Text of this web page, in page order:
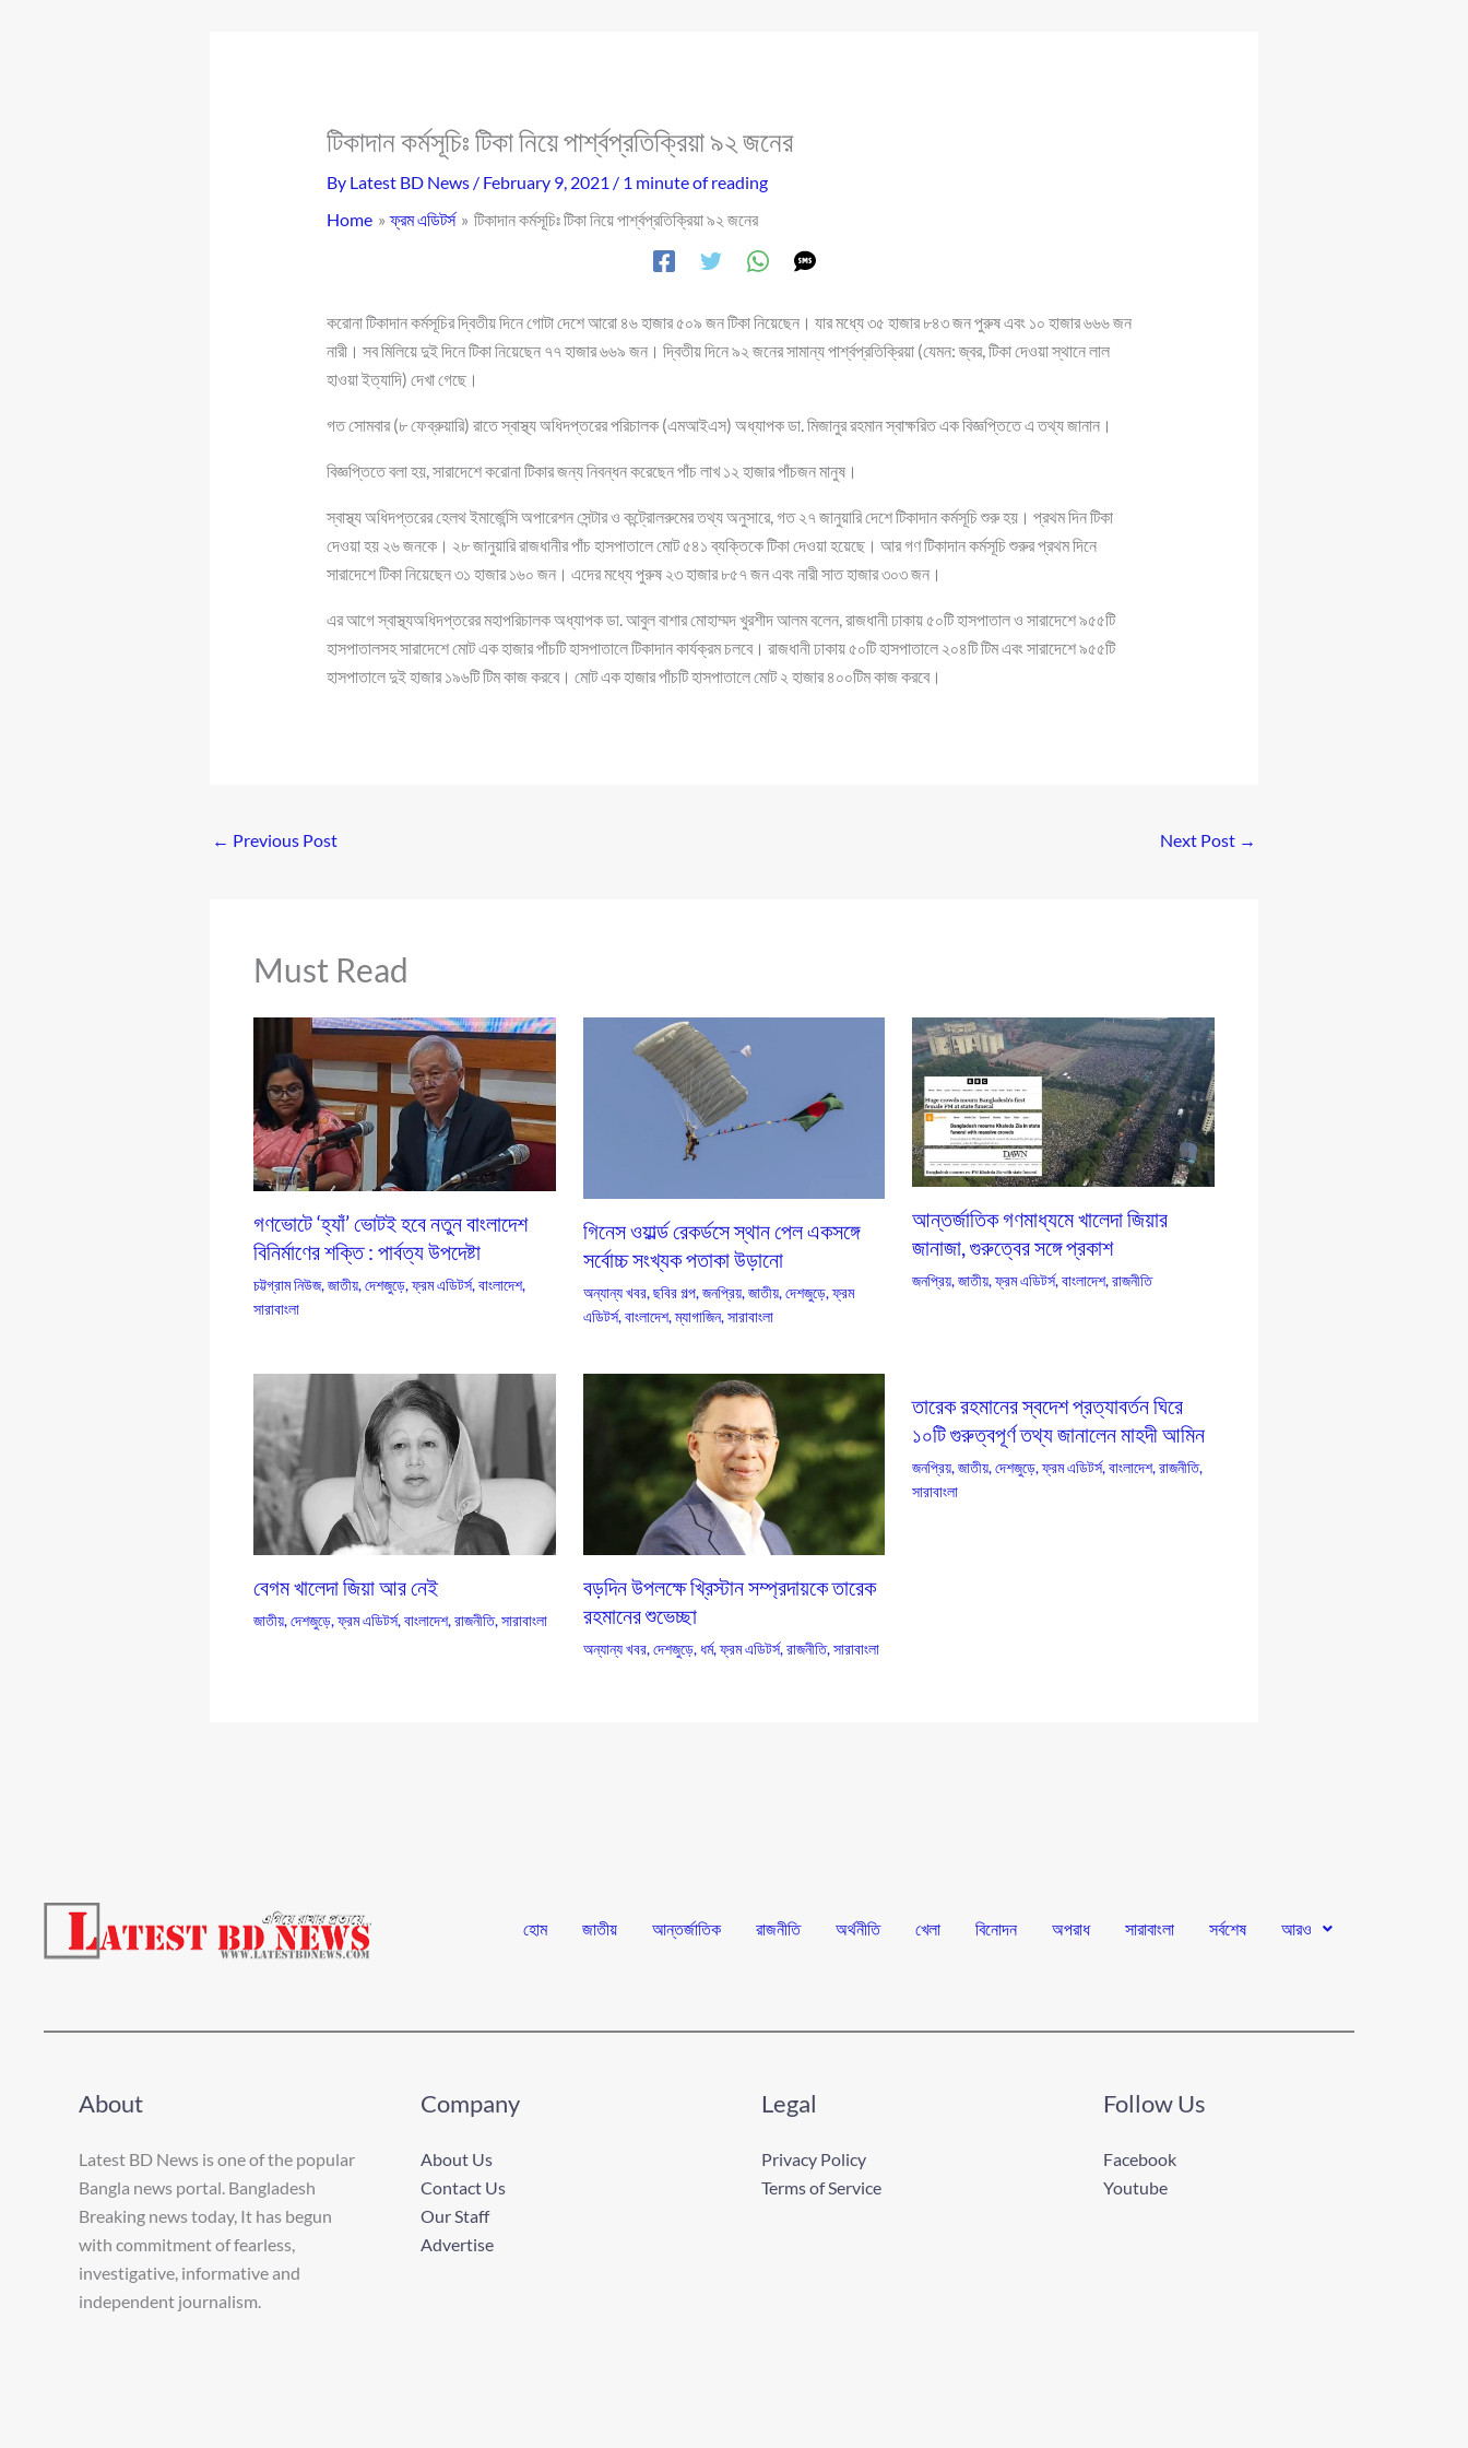
টিকাদান কর্মসূচিঃ টিকা নিয়ে পার্শ্বপ্রতিক্রিয়া ৯২ জনের
By Latest BD News / February 9, 2021 / 1 minute of reading
Home
ফ্রম এডিটর্স টিকাদান কর্মসূচিঃ টিকা নিয়ে পার্শ্বপ্রতিক্রিয়া ৯২ জনের
করোনা টিকাদান কর্মসূচির দ্বিতীয় দিনে গোটা দেশে আরো ৪৬ হাজার ৫০৯ জন টিকা নিয়েছেন। যার মধ্যে ৩৫ হাজার ৮৪৩ জন পুরুষ এবং ১০ হাজার ৬৬৬ জন
নারী। সব মিলিয়ে দুই দিনে টিকা নিয়েছেন ৭৭ হাজার ৬৬৯ জন। দ্বিতীয় দিনে ৯২ জনের সামান্য পার্শ্বপ্রতিক্রিয়া (যেমন: জ্বর, টিকা দেওয়া স্থানে লাল
হাওয়া ইত্যাদি) দেখা গেছে।
গত সোমবার (৮ ফেব্রুয়ারি) রাতে স্বাস্থ্য অধিদপ্তরের পরিচালক (এমআইএস) অধ্যাপক ডা. মিজানুর রহমান স্বাক্ষরিত এক বিজ্ঞপ্তিতে এ তথ্য জানান।
বিজ্ঞপ্তিতে বলা হয়, সারাদেশে করোনা টিকার জন্য নিবন্ধন করেছেন পাঁচ লাখ ১২ হাজার পাঁচজন মানুষ।
স্বাস্থ্য অধিদপ্তরের হেলথ ইমার্জেন্সি অপারেশন সেন্টার ও কন্ট্রোলরুমের তথ্য অনুসারে, গত ২৭ জানুয়ারি দেশে টিকাদান কর্মসূচি শুরু হয়। প্রথম দিন টিকা
দেওয়া হয় ২৬ জনকে। ২৮ জানুয়ারি রাজধানীর পাঁচ হাসপাতালে মোট ৫৪১ ব্যক্তিকে টিকা দেওয়া হয়েছে। আর গণ টিকাদান কর্মসূচি শুরুর প্রথম দিনে
সারাদেশে টিকা নিয়েছেন ৩১ হাজার ১৬০ জন। এদের মধ্যে পুরুষ ২৩ হাজার ৮৫৭ জন এবং নারী সাত হাজার ৩০৩ জন।
এর আগে স্বাস্থ্যঅধিদপ্তরের মহাপরিচালক অধ্যাপক ডা. আবুল বাশার মোহাম্মদ খুরশীদ আলম বলেন, রাজধানী ঢাকায় ৫০টি হাসপাতাল ও সারাদেশে ৯৫৫টি
হাসপাতালসহ সারাদেশে মোট এক হাজার পাঁচটি হাসপাতালে টিকাদান কার্যক্রম চলবে। রাজধানী ঢাকায় ৫০টি হাসপাতালে ২০৪টি টিম এবং সারাদেশে ৯৫৫টি
হাসপাতালে দুই হাজার ১৯৬টি টিম কাজ করবে। মোট এক হাজার পাঁচটি হাসপাতালে মোট ২ হাজার ৪০০টিম কাজ করবে।
← Previous Post Next Post →
Must Read
গণভোটে ‘হ্যাঁ’ ভোটই হবে নতুন বাংলাদেশ
বিনির্মাণের শক্তি : পার্বত্য উপদেষ্টা
চট্টগ্রাম নিউজ,জাতীয়,দেশজুড়ে,ফ্রম এডিটর্স,বাংলাদেশ,
সারাবাংলা
গিনেস ওয়ার্ল্ড রেকর্ডসে স্থান পেল একসঙ্গে
সর্বোচ্চ সংখ্যক পতাকা উড়ানো
অন্যান্য খবর,ছবির গল্প,জনপ্রিয়,জাতীয়,দেশজুড়ে,ফ্রম
এডিটর্স,বাংলাদেশ,ম্যাগাজিন,সারাবাংলা
আন্তর্জাতিক গণমাধ্যমে খালেদা জিয়ার
জানাজা, গুরুত্বের সঙ্গে প্রকাশ
জনপ্রিয়,জাতীয়,ফ্রম এডিটর্স,বাংলাদেশ,রাজনীতি
বেগম খালেদা জিয়া আর নেই
জাতীয়,দেশজুড়ে,ফ্রম এডিটর্স,বাংলাদেশ,রাজনীতি,সারাবাংলা
বড়দিন উপলক্ষে খ্রিস্টান সম্প্রদায়কে তারেক
রহমানের শুভেচ্ছা
অন্যান্য খবর,দেশজুড়ে, ধর্ম,ফ্রম এডিটর্স,রাজনীতি,সারাবাংলা
তারেক রহমানের স্বদেশ প্রত্যাবর্তন ঘিরে
১০টি গুরুত্বপূর্ণ তথ্য জানালেন মাহদী আমিন
জনপ্রিয়,জাতীয়,দেশজুড়ে,ফ্রম এডিটর্স,বাংলাদেশ,রাজনীতি,
সারাবাংলা
হোম জাতীয় আন্তর্জাতিক রাজনীতি অর্থনীতি খেলা বিনোদন অপরাধ সারাবাংলা সর্বশেষ আরও
About
Latest BD News is one of the popular
Bangla news portal. Bangladesh
Breaking news today, It has begun
with commitment of fearless,
investigative, informative and
independent journalism.
Company
About Us
Contact Us
Our Staff
Advertise
Legal
Privacy Policy
Terms of Service
Follow Us
Facebook
Youtube